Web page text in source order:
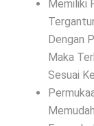
Memiliki
Dengan
Maka
Sesuai